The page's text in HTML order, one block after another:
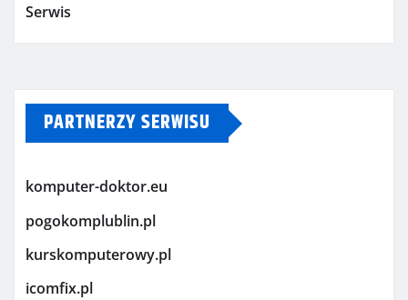
Serwis
PARTNERZY SERWISU
komputer-doktor.eu
pogokomplublin.pl
kurskomputerowy.pl
icomfix.pl